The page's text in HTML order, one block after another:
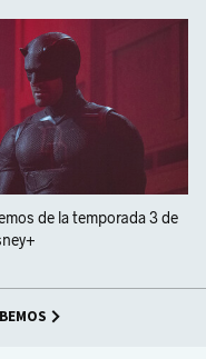
de la temporada 3 de